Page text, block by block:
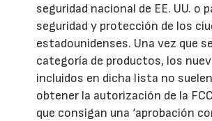
seguridad nacional de EE. UU. o
seguridad y protección de los
estadounidenses. Una vez que
categoría de productos, los
incluidos en dicha lista no
obtener la autorización de la
que consigan una ‘aprobación